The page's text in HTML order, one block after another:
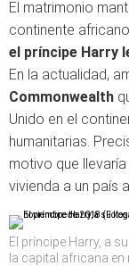
El matrimonio
continente
el príncipe Harry
En la actualidad,
Commonwealth
Unido en el
humanitarias.
motivo que
vivienda a un país
El príncipe Harry, a
la capital africana